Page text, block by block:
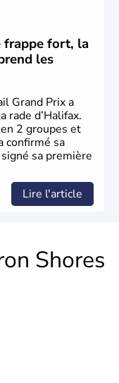
passe ensuite
du
processus qui s'est
des Inuits,
qu'au début
dans le Grand
frappe fort, la
les
Grand Prix a
rade d’Halifax.
2 groupes et
confirmé sa
sa première
Lire l'article
Shores